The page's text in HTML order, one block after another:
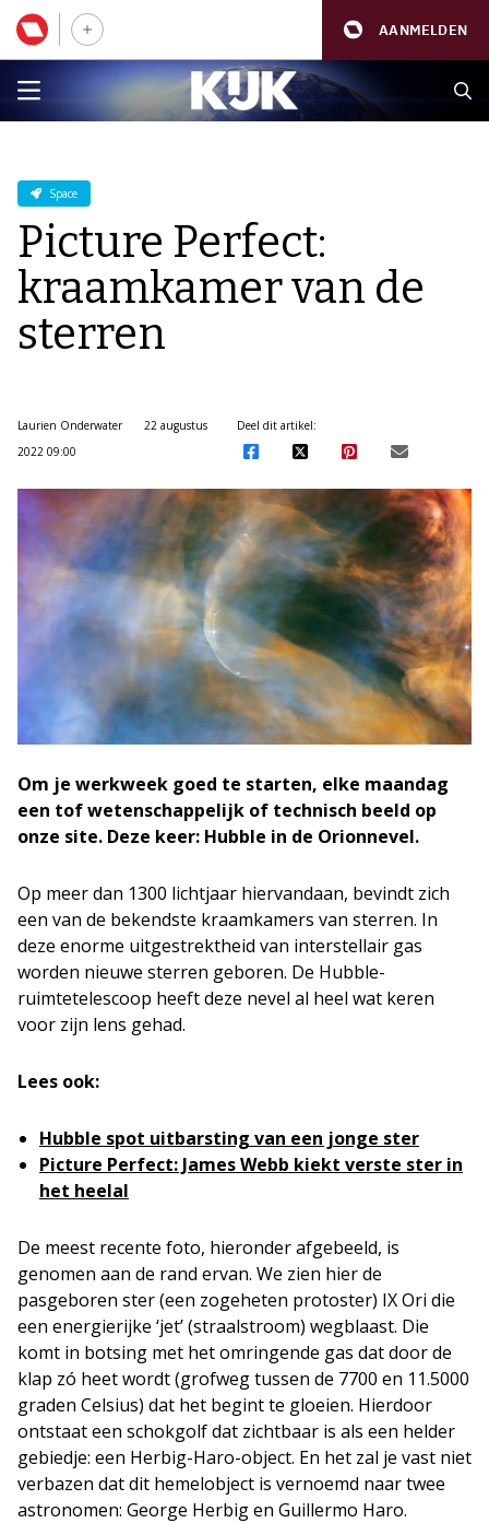
AANMELDEN
Space
Picture Perfect:
kraamkamer van de
sterren
Laurien Onderwater
22 augustus
2022 09:00
Deel dit artikel:
Om je werkweek goed te starten, elke maandag
een tof wetenschappelijk of technisch beeld op
onze site. Deze keer: Hubble in de Orionnevel.
Op meer dan 1300 lichtjaar hiervandaan, bevindt zich
een van de bekendste kraamkamers van sterren. In
deze enorme uitgestrektheid van interstellair gas
worden nieuwe sterren geboren. De Hubble-
ruimtetelescoop heeft deze nevel al heel wat keren
voor zijn lens gehad.
Lees ook:
Hubble spot uitbarsting van een jonge ster
Picture Perfect: James Webb kiekt verste ster in
het heelal
De meest recente foto, hieronder afgebeeld, is
genomen aan de rand ervan. We zien hier de
pasgeboren ster (een zogeheten protoster) IX Ori die
een energierijke ‘jet’ (straalstroom) wegblaast. Die
komt in botsing met het omringende gas dat door de
klap zó heet wordt (grofweg tussen de 7700 en 11.5000
graden Celsius) dat het begint te gloeien. Hierdoor
ontstaat een schokgolf dat zichtbaar is als een helder
gebiedje: een Herbig-Haro-object. En het zal je vast niet
verbazen dat dit hemelobject is vernoemd naar twee
astronomen: George Herbig en Guillermo Haro.